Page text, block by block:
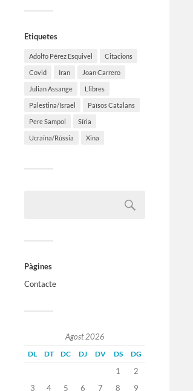
Etiquetes
Adolfo Pérez Esquivel Citacions
Covid Iran Joan Carrero
Julian Assange Llibres
Palestina/Israel Països Catalans
Pere Sampol Síria
Ucraïna/Rússia Xina
Pàgines
Contacte
Agost 2026
DL DT DC DJ DV DS DG
1
2
3
4 5 6 7 8
9